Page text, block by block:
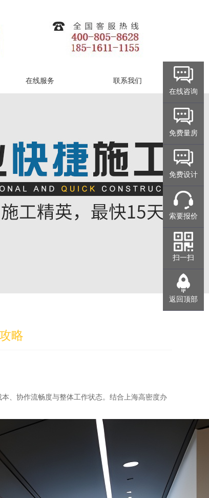
在线服务 联系我们
略
、协作流畅度与整体工作状态。结合上海高密度办
在线咨询
免费量房
免费设计
索要报价
扫一扫
返回顶部